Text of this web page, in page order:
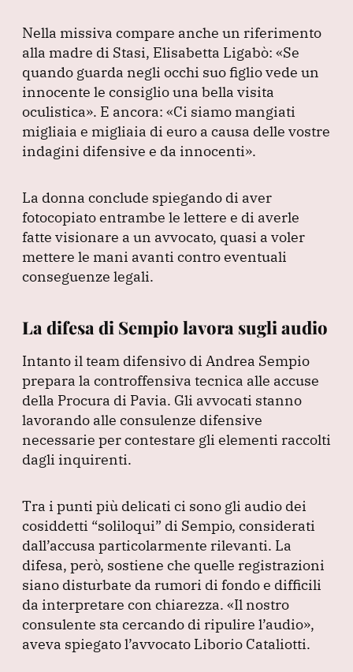
Nella missiva compare anche un riferimento
alla madre di Stasi, Elisabetta Ligabò: «Se
quando guarda negli occhi suo figlio vede un
innocente le consiglio una bella visita
oculistica». E ancora: «Ci siamo mangiati
migliaia e migliaia di euro a causa delle vostre
indagini difensive e da innocenti».
La donna conclude spiegando di aver
fotocopiato entrambe le lettere e di averle
fatte visionare a un avvocato, quasi a voler
mettere le mani avanti contro eventuali
conseguenze legali.
La difesa di Sempio lavora sugli audio
Intanto il team difensivo di Andrea Sempio
prepara la controffensiva tecnica alle accuse
della Procura di Pavia. Gli avvocati stanno
lavorando alle consulenze difensive
necessarie per contestare gli elementi raccolti
dagli inquirenti.
Tra i punti più delicati ci sono gli audio dei
cosiddetti “soliloqui” di Sempio, considerati
dall’accusa particolarmente rilevanti. La
difesa, però, sostiene che quelle registrazioni
siano disturbate da rumori di fondo e difficili
da interpretare con chiarezza. «Il nostro
consulente sta cercando di ripulire l’audio»,
aveva spiegato l’avvocato Liborio Cataliotti.